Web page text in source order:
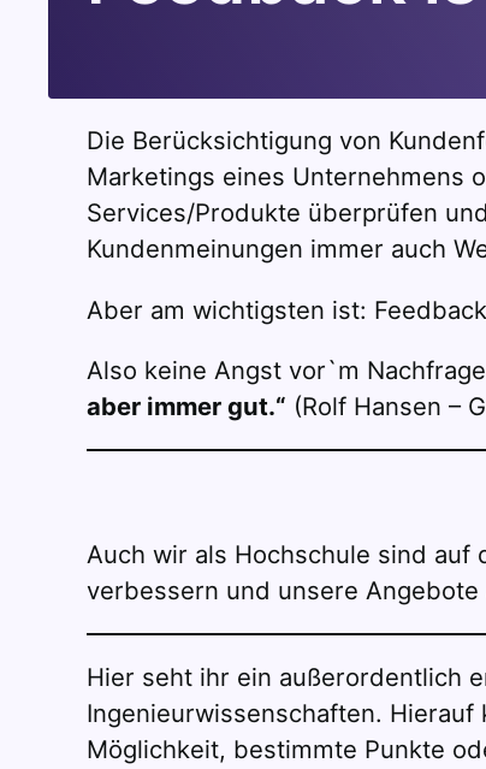
Die Berücksichtigung von
Marketings eines Unternehmens
Services/Produkte überprüfen
Kundenmeinungen immer auch
Aber am wichtigsten ist:
Also keine Angst vor`m
aber immer gut.“ (Rolf Hansen –
Auch wir als Hochschule sind
verbessern und unsere
Hier seht ihr ein außerordentlich
Ingenieurwissenschaften.
Möglichkeit, bestimmte Punkte